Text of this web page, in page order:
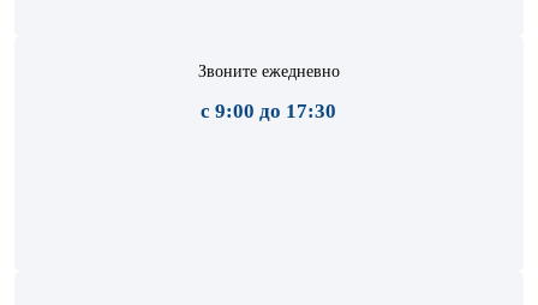
Звоните ежедневно
с 9:00 до 17:30